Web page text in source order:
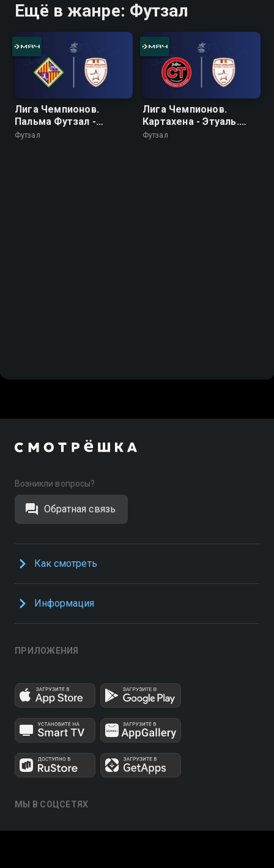
Ещё в жанре: Футзал
Лига Чемпионов.
Пальма Футзал -
Этуаль. 1/2 финала
Футзал
Лига Чемпионов.
Картахена - Этуаль.
Матч за 3 место
Футзал
Возникли вопросы?
Обратная связь
Как смотреть
Информация
ПРИЛОЖЕНИЯ
МЫ В СОЦСЕТЯХ